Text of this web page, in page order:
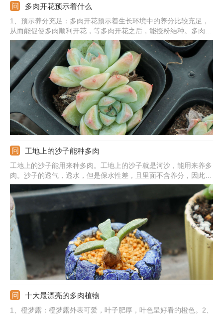
多肉开花预示着什么
1、预示养分充足：多肉开花预示着生长环境中的养分比较充足，
从而能促使多肉顺利开花，等多肉开花之后，能授粉结种。多肉的
种类很多，对于某一些多肉来说，开花预示着死亡，之后会逐渐衰
败，走向死亡。2、预示的精神：多肉开花能预示着一种好运和积
极向上的态度，也寓意着身体健康，生活顺利，还寓意着顽强的意
志力。
工地上的沙子能种多肉
工地上的沙子能用来种多肉。工地上的沙子就是河沙，能用来养多
肉。沙子的透气，透水，但是保水性差，且里面不含养分，因此不
可用纯沙子。可在沙子中掺杂泥炭土、颗粒土，泥炭土中富含营
养，沙子和颗粒土可提高土壤的透气透水能力，从而可促使多肉植
物旺盛生长。
十大最漂亮的多肉植物
1、橙梦露：橙梦露外表可爱，叶子肥厚，叶色呈好看的橙色。2、